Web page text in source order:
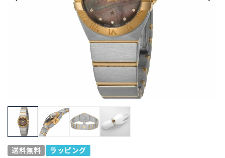
送料無料 ラッピング